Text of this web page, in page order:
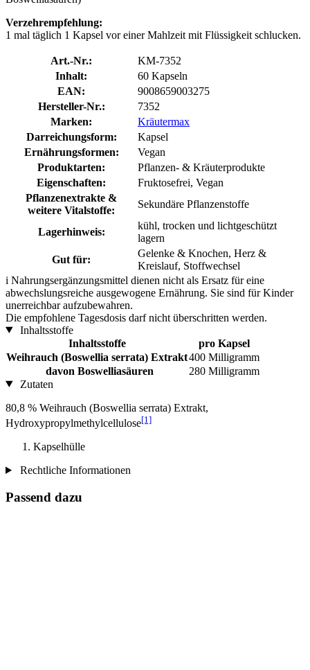
Verzehrempfehlung:
1 mal täglich 1 Kapsel vor einer Mahlzeit mit Flüssigkeit schlucken.
Art.-Nr.:
KM-7352
Inhalt:
60 Kapseln
EAN:
9008659003275
Hersteller-Nr.:
7352
Marken:
Kräutermax
Darreichungsform:
Kapsel
Ernährungsformen:
Vegan
Produktarten:
Pflanzen- & Kräuterprodukte
Eigenschaften:
Fruktosefrei, Vegan
Pflanzenextrakte &
weitere Vitalstoffe:
Sekundäre Pflanzenstoffe
Lagerhinweis:
kühl, trocken und lichtgeschützt
lagern
Gut für:
Gelenke & Knochen, Herz &
Kreislauf, Stoffwechsel
i Nahrungsergänzungsmittel dienen nicht als Ersatz für eine
abwechslungsreiche ausgewogene Ernährung. Sie sind für Kinder
unerreichbar aufzubewahren.
Die empfohlene Tagesdosis darf nicht überschritten werden.
Inhaltsstoffe
Inhaltsstoffe
pro Kapsel
Weihrauch (Boswellia serrata) Extrakt400 Milligramm
davon Boswelliasäuren
280 Milligramm
Zutaten
80,8 % Weihrauch (Boswellia serrata) Extrakt,
Hydroxypropylmethylcellulose[1]
Kapselhülle
Rechtliche Informationen
Passend dazu